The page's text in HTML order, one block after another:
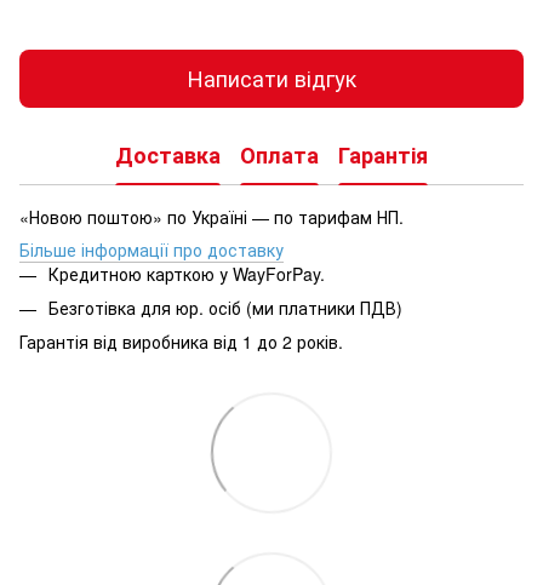
Написати відгук
Доставка Оплата Гарантія
«Новою поштою» по Україні — по тарифам НП.
Більше інформації про доставку
Кредитною карткою у WayForPay.
Безготівка для юр. осіб (ми платники ПДВ)
Гарантія від виробника від 1 до 2 років.